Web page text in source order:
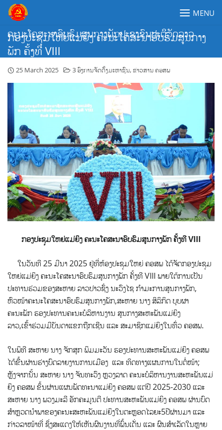
Skip
content
ຄະນະໂຄສະນາອົບຮົມສູນກາງພັກປະຊາຊົນປະຕິວັດລາວ
MENU
ກອງປະຊຸມໃຫຍ່ແມ່ຍິງ ຄະນະໂຄສະນາອົບຮົມສູນກາງ
ພັກ ຄັ້ງທີ VIII
25 March 2025 3 ອົງການຈັດຕັ້ງມະຫາຊົນ,ຂ່າວສານ ຄອສພ
ກອງປະຊຸມໃຫຍ່ແມ່ຍິງ ຄະນະໂຄສະນາອົບຮົມສູນກາງພັກ ຄັ້ງທີVIII
ໃນວັນທີ 25 ມີນາ 2025 ຢູ່ທີ່ຫ້ອງປະຊຸມໃຫຍ່ ຄອສພ ໄດ້ຈັດກອງປະຊຸມ
ໃຫຍ່ແມ່ຍິງ ຄະນະໂຄສະນາອົບຮົມສູນກາງພັກ ຄັ້ງທີ VIII ພາຍໃຕ້ການເປັນ
ປະທານຮ່ວມຂອງສະຫາຍ ລາວປາວຊົ່ງ ນະວົງໄຊ ກຳມະການສູນກາງພັກ,
ຫົວໜ້າຄະນະໂຄສະນາອົບຮົມສູນກາງພັກ,ສະຫາຍ ນາງ ສິລິກິດ ບຸບຜາ
ຄະນະພັກ ຮອງປະທານຄະນະບໍລິຫານງານ ສູນກາງສະຫະພັນແມ່ຍິງ
ລາວ,ເຂົ້າຮ່ວມມີບັນດາແຂກຖືກເຊີນ ແລະ ສະມາຊິກແມ່ຍິງໃນທົ່ວ ຄອສພ.
ໃນພິທີ ສະຫາຍ ນາງ ຈັກສຸກ ພິມມະວັນ ຮອງປະທານສະຫະພັນແມ່ຍິງ ຄອສພ
ໄດ້ຂື້ນຜ່ານຮ່າງບົດລາຍງານການເມືອງ ແລະ ທິດທາງແຜນການໃນຕໍ່ໜ້າ;
ຫຼັງຈາກນັ້ນ ສະຫາຍ ນາງ ຈັນທະວົງ ຫຼວງລາດ ຄະນະບໍລິຫານງານສະຫະພັນແມ່
ຍິງ ຄອສພ ຂຶ້ນຜ່ານແຜນພັດທະນາແມ່ຍິງ ຄອສພ ແຕ່ປີ 2025-2030 ແລະ
ສະຫາຍ ນາງ ພວງມະລີ ອັກຄະມູນຕີ ປະທານສະຫະພັນແມ່ຍິງ ຄອສພ ຜ່ານບົດ
ສຳຫຼວດນຳພາຂອງຄະນະສະຫະພັນແມ່ຍິງໃນຕະຫຼອດໄລຍະ5ປີຜ່ານມາ ແລະ
ກ່າວລາໜ້າທີ່ ຊຶ່ງສະແດງໃຫ້ເຫັນຜົນງານທີ່ພົ້ນເດັ່ນ ແລະ ຜົນສໍາເລັດໃນຫຼາຍ